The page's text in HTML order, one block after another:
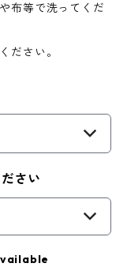
布等で洗ってくだ
ださい。
さい